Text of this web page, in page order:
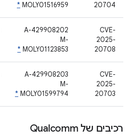
20704
MOLY01516959
*
CVE-
2025-
20708
A-429908202
M-
MOLY01123853
*
CVE-
2025-
20703
A-429908203
M-
MOLY01599794
*
רכיבים של Qualcomm